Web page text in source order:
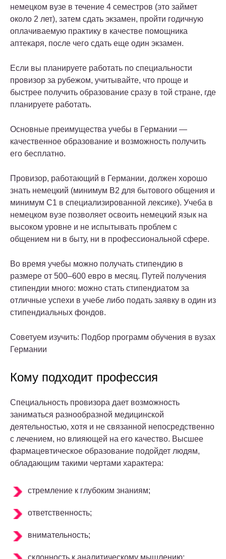
немецком вузе в течение 4 семестров (это займет
около 2 лет), затем сдать экзамен, пройти годичную
оплачиваемую практику в качестве помощника
аптекаря, после чего сдать еще один экзамен.
Если вы планируете работать по специальности
провизор за рубежом, учитывайте, что проще и
быстрее получить образование сразу в той стране, где
планируете работать.
Основные преимущества учебы в Германии —
качественное образование и возможность получить
его бесплатно.
Провизор, работающий в Германии, должен хорошо
знать немецкий (минимум В2 для бытового общения и
минимум С1 в специализированной лексике). Учеба в
немецком вузе позволяет освоить немецкий язык на
высоком уровне и не испытывать проблем с
общением ни в быту, ни в профессиональной сфере.
Во время учебы можно получать стипендию в
размере от 500–600 евро в месяц. Путей получения
стипендии много: можно стать стипендиатом за
отличные успехи в учебе либо подать заявку в один из
стипендиальных фондов.
Советуем изучить: Подбор программ обучения в вузах
Германии
Кому подходит профессия
Специальность провизора дает возможность
заниматься разнообразной медицинской
деятельностью, хотя и не связанной непосредственно
с лечением, но влияющей на его качество. Высшее
фармацевтическое образование подойдет людям,
обладающим такими чертами характера:
стремление к глубоким знаниям;
ответственность;
внимательность;